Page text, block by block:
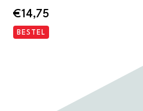
€14,75
BESTEL